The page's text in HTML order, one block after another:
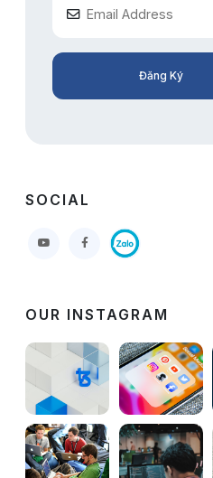
Đăng Ký
SOCIAL
OUR INSTAGRAM